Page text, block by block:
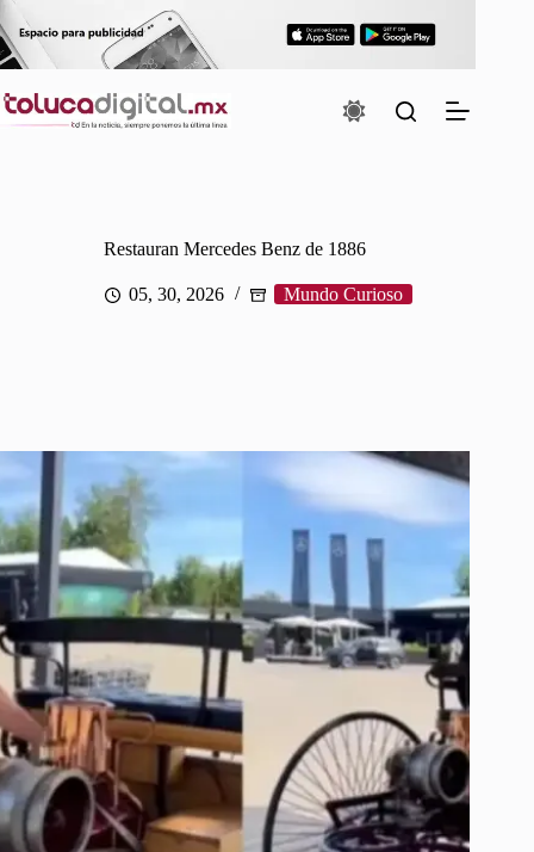
Saltar
al
contenido
Restauran Mercedes Benz de 1886
05, 30, 2026 Mundo Curioso